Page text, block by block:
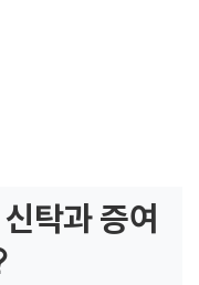
탁과 증여